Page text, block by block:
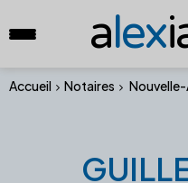
alex
Accueil Notaires